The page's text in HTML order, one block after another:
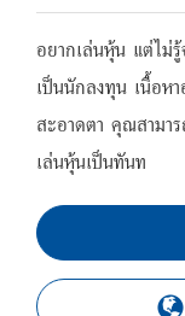
อยากเล่นหุ้น แต่ไม่
เป็นนักลงทุน เนื้อหา
สะอาดตา คุณสามา
เล่นหุ้นเป็นทันท